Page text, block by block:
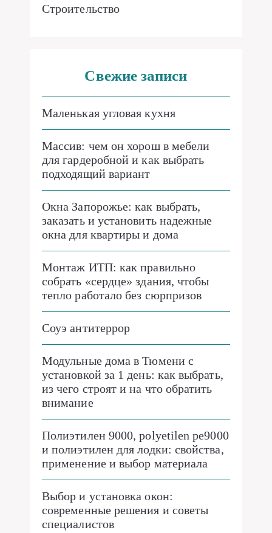
Строительство
Свежие записи
Маленькая угловая кухня
Массив: чем он хорош в мебели
для гардеробной и как выбрать
подходящий вариант
Окна Запорожье: как выбрать,
заказать и установить надежные
окна для квартиры и дома
Монтаж ИТП: как правильно
собрать «сердце» здания, чтобы
тепло работало без сюрпризов
Соуэ антитеррор
Модульные дома в Тюмени с
установкой за 1 день: как выбрать,
из чего строят и на что обратить
внимание
Полиэтилен 9000, polyetilen pe9000
и полиэтилен для лодки: свойства,
применение и выбор материала
Выбор и установка окон:
современные решения и советы
специалистов